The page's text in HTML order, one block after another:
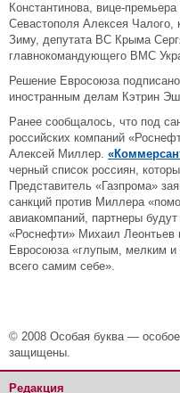
Константинова, вице-
Севастополя Алексея
Зиму, депутата ВС Крыма
главнокомандующего ВМС
Решение Евросоюза
иностранным делам Кэтрин
Ранее сообщалось, что под
российских компаний
Алексей Миллер.
черный список россиян,
Представитель «Газпрома»
санкций против Миллера
авиакомпаний, партнеры
«Роснефти» Михаил Леонтьев
Евросоюза «глупым, мелким
всего самим себе».
© 2008 Особая буква —
защищены.
Редакция